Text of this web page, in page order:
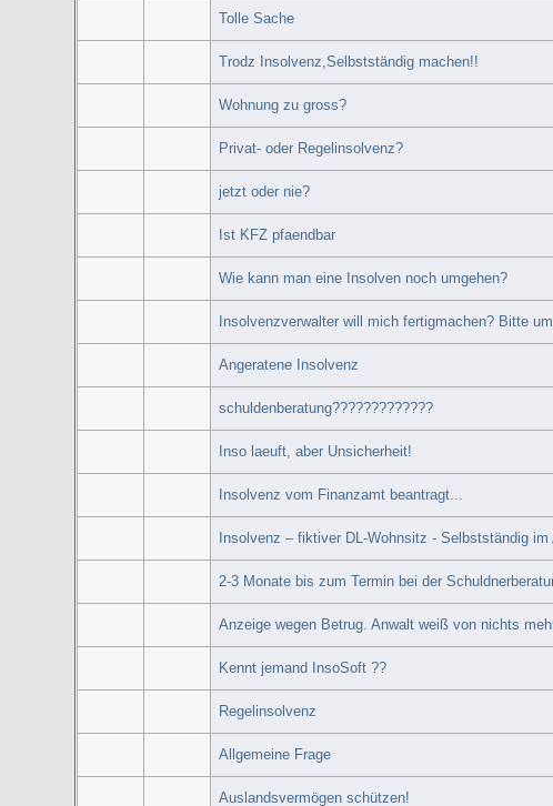
Tolle Sache
Trodz Insolvenz,Selbstständig machen!!
Wohnung zu gross?
Privat- oder Regelinsolvenz?
jetzt oder nie?
Ist KFZ pfaendbar
Wie kann man eine Insolven noch umgehen?
Insolvenzverwalter will mich fertigmachen? Bitte
Angeratene Insolvenz
schuldenberatung?????????????
Inso laeuft, aber Unsicherheit!
Insolvenz vom Finanzamt beantragt...
Insolvenz – fiktiver DL-Wohnsitz - Selbstständig
2-3 Monate bis zum Termin bei der
Anzeige wegen Betrug. Anwalt weiß von nichts
Kennt jemand InsoSoft ??
Regelinsolvenz
Allgemeine Frage
Auslandsvermögen schützen!